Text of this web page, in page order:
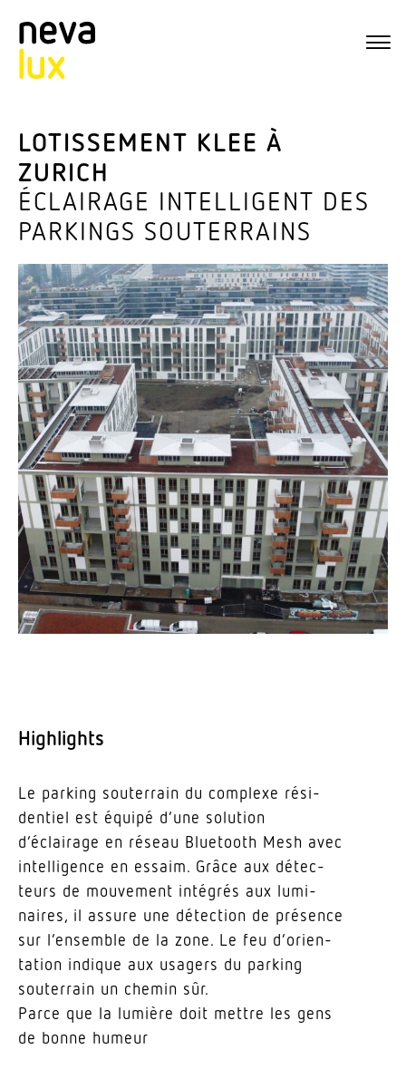
LOTISSEMENT KLEE À
ZURICH
ÉCLAIRAGE INTELLIGENT DES
PARKINGS SOUTERRAINS
High­lights
Le parking souterrain du complexe rési­
dentiel est équipé d’une solution
d’éclairage en réseau Blue­tooth Mesh avec
intel­li­gence en essaim. Grâce aux détec­
teurs de mouvement intégrés aux lumi­
naires, il assure une détection de présence
sur l’en­semble de la zone. Le feu d’orien­
tation indique aux usagers du parking
souterrain un chemin sûr.
Parce que la lumière doit mettre les gens
de bonne humeur